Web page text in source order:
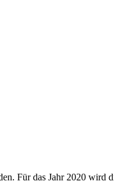
Für das Jahr 2020